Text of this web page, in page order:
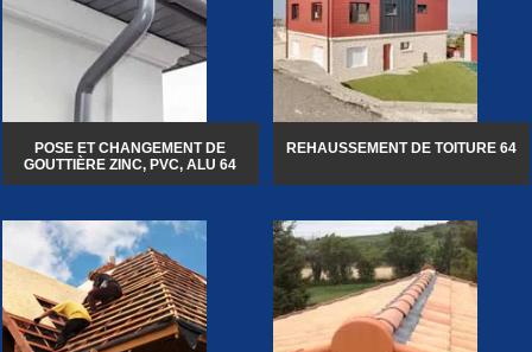
POSE ET CHANGEMENT DE
GOUTTIÈRE ZINC, PVC, ALU 64
REHAUSSEMENT DE TOITURE 64